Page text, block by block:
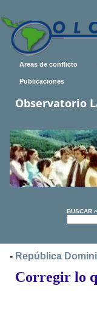
Areas de conflicto
Publicaciones
Observatorio
BUSCAR
- República
Corregir lo